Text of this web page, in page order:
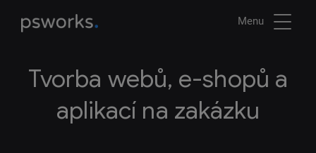
Menu
Tvorba webů, e-shopů a
aplikací na zakázku